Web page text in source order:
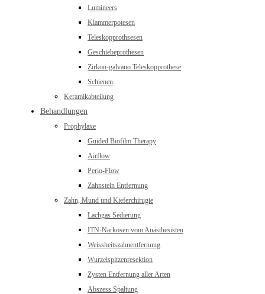
Lumineers
Klammerpotesen
Teleskopprothsesen
Geschiebeprothesen
Zirkon-galvano Teleskopprothese
Schienen
Keramikabteilung
Behandlungen
Prophylaxe
Guided Biofilm Therapy
Airflow
Perio-Flow
Zahnstein Entfernung
Zahn, Mund und Kieferchirugie
Lachgas Sedierung
ITN-Narkosen vom Anästhesisten
Weissheitszahnentfernung
Wurzelspitzenresektion
Zysten Entfernung aller Arten
Abszess Spaltung